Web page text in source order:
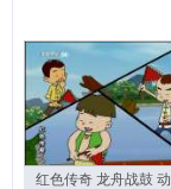
红色传奇 龙舟战鼓 动